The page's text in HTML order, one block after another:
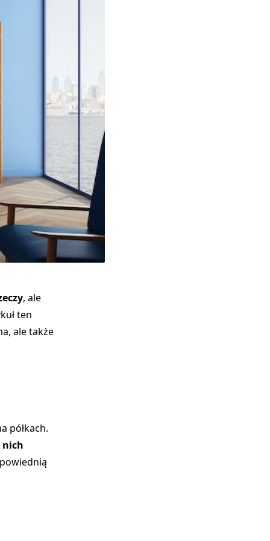
, ale
ten
ale także
półkach.
nich